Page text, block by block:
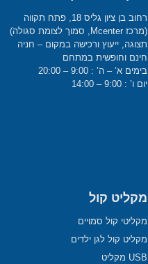
רחוב בן ציון גליס 18, פתח תקווה
(מרכז Mcenter, סמוך לצומת סגולה)
תצוגה, ייעוץ ורכישה במקום – חניה
חינם וחופשית במתחם
בימים א’ – ה’ : 9:00 – 20:00
יום ו’ : 9:00 – 14:00
מקליט קול
מקליטי קול סמויים
מקליט קול לגן ילדים
USB מקליט